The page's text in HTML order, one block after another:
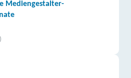
Mediengestalter-